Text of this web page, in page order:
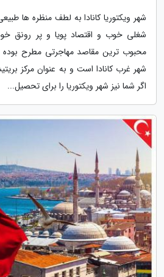
شهر ویکتوریا کانادا به لطف منظره ها
شغلی خوب و اقتصاد پویا و پر رونق
محبوب ترین مقاصد مهاجرتی مطرح
شهر غرب کانادا است و به عنوان مرکز
اگر شما نیز شهر ویکتوریا را برای تحصیل...